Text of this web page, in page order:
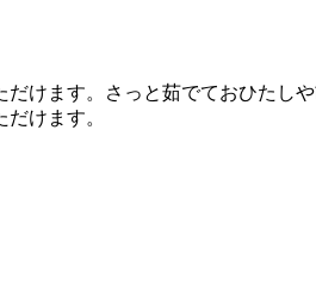
けます。さっと茹でておひたし
けます。